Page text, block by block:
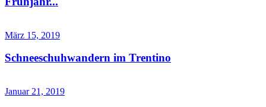
März 15, 2019
Schneeschuhwandern im Trentino
Januar 21, 2019